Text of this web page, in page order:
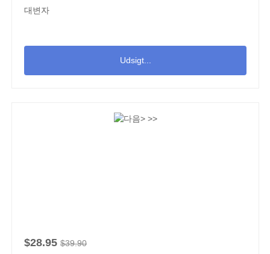
대변자
Udsigt...
$28.95 $39.90